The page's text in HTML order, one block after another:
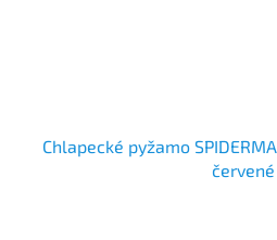
Chlapecké pyžamo
červené